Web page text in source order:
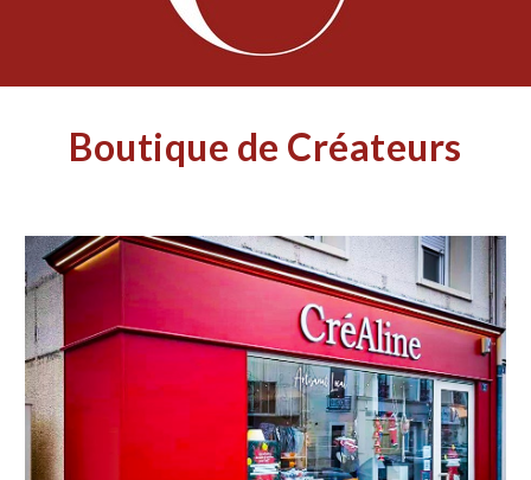
Boutique de Créateurs